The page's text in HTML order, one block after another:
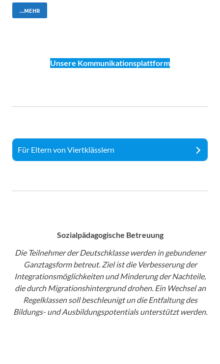
...MEHR
Unsere Kommunikationsplattform
Für Eltern von Viertklässlern
Sozialpädagogische Betreuung
Die Teilnehmer der Deutschklasse werden in gebundener
Ganztagsform betreut. Ziel ist die Verbesserung der
Integrationsmöglichkeiten und Minderung der Nachteile,
die durch Migrationshintergrund drohen. Ein Wechsel an
Regelklassen soll beschleunigt un die Entfaltung des
Bildungs- und Ausbildungspotentials unterstützt werden.